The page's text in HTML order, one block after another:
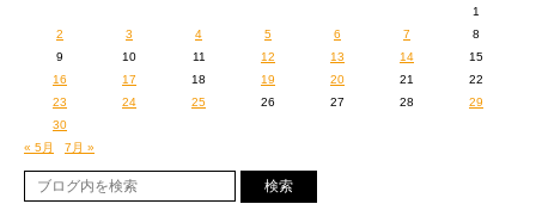
ラップを前提としていない符割りだったから、どうだろうなーと思いつつ
とりあえずやってみようと言うことで、ラップしてみました。
そうしたらALI-KICKは、
「今の歌い慣れてない感じめっちゃいい。
1
2
3 4 5 6 7
8
9
10 11 12 13 14
15
16
17 18 19 20 21
22
23
24 25 26 27 28
29
30
« 5月
7月 »